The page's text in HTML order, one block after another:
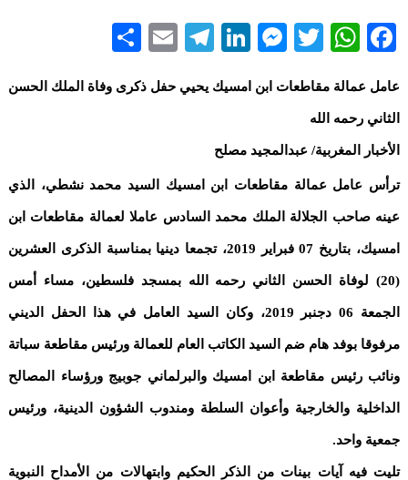
Facebook
WhatsApp
Twitter
Messenger
LinkedIn
Telegram
Email
عامل عمالة مقاطعات ابن امسيك يحيي حفل ذكرى وفاة الملك الحسن
الثاني رحمه الله
الأخبار المغربية/ عبدالمجيد مصلح
ترأس عامل عمالة مقاطعات ابن امسيك السيد محمد نشطي، الذي
عينه صاحب الجلالة الملك محمد السادس عاملا لعمالة مقاطعات ابن
امسيك، بتاريخ 07 فبراير 2019، تجمعا دينيا بمناسبة الذكرى العشرين
(20) لوفاة الحسن الثاني رحمه الله بمسجد فلسطين، مساء أمس
الجمعة 06 دجنبر 2019، وكان السيد العامل في هذا الحفل الديني
مرفوقا بوفد هام ضم السيد الكاتب العام للعمالة ورئيس مقاطعة سباتة
ونائب رئيس مقاطعة ابن امسيك والبرلماني جوبيج ورؤساء المصالح
الداخلية والخارجية وأعوان السلطة ومندوب الشؤون الدينية، ورئيس
جمعية واحد.
تليت فيه آيات بينات من الذكر الحكيم وابتهالات من الأمداح النبوية